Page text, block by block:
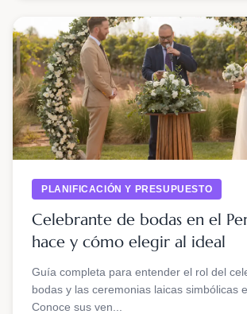
PLANIFICACIÓN Y PRESUPUESTO
Celebrante de bodas en el
hace y cómo elegir al ideal
Guía completa para entender el rol del
bodas y las ceremonias laicas simbólicas
Conoce sus ven...